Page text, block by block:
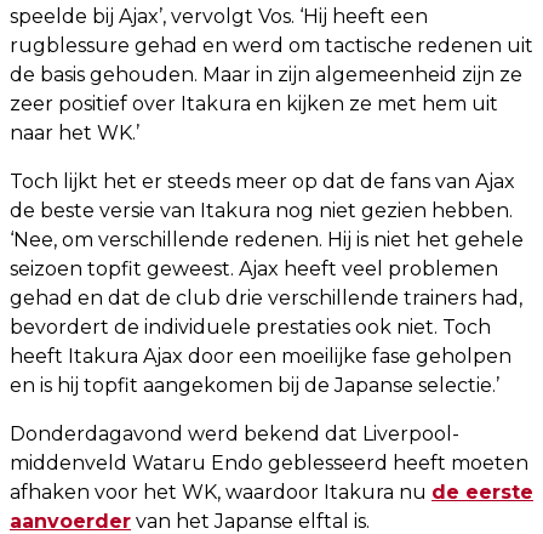
speelde bij Ajax’, vervolgt Vos. ‘Hij heeft een
rugblessure gehad en werd om tactische redenen uit
de basis gehouden. Maar in zijn algemeenheid zijn ze
zeer positief over Itakura en kijken ze met hem uit
naar het WK.’
Toch lijkt het er steeds meer op dat de fans van Ajax
de beste versie van Itakura nog niet gezien hebben.
‘Nee, om verschillende redenen. Hij is niet het gehele
seizoen topfit geweest. Ajax heeft veel problemen
gehad en dat de club drie verschillende trainers had,
bevordert de individuele prestaties ook niet. Toch
heeft Itakura Ajax door een moeilijke fase geholpen
en is hij topfit aangekomen bij de Japanse selectie.’
Donderdagavond werd bekend dat Liverpool-
middenveld Wataru Endo geblesseerd heeft moeten
afhaken voor het WK, waardoor Itakura nu de eerste
aanvoerder van het Japanse elftal is.